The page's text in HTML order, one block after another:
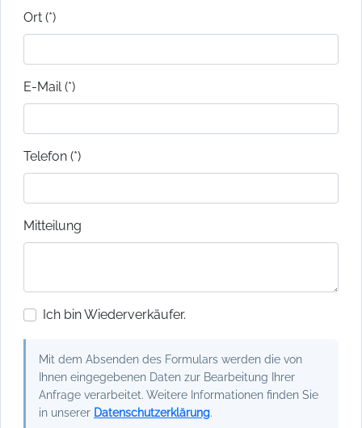
Ort (*)
E-Mail (*)
Telefon (*)
Mitteilung
Ich bin Wiederverkäufer.
Mit dem Absenden des Formulars werden die von
Ihnen eingegebenen Daten zur Bearbeitung Ihrer
Anfrage verarbeitet. Weitere Informationen finden Sie
in unserer Datenschutzerklärung.